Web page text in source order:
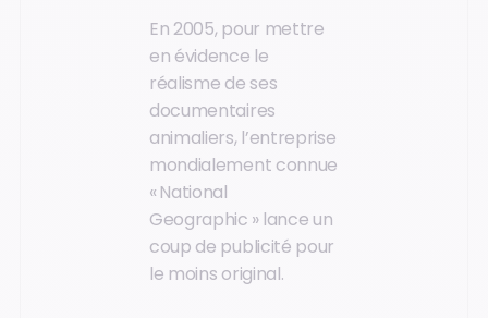
En 2005, pour mettre
en évidence le
réalisme de ses
documentaires
animaliers, l’entreprise
mondialement connue
« National
Geographic » lance un
coup de publicité pour
le moins original.